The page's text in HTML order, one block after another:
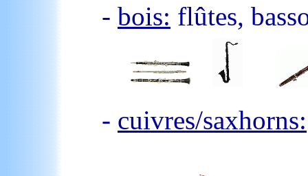
- bois: flûtes,
- cuivres/saxhorns: